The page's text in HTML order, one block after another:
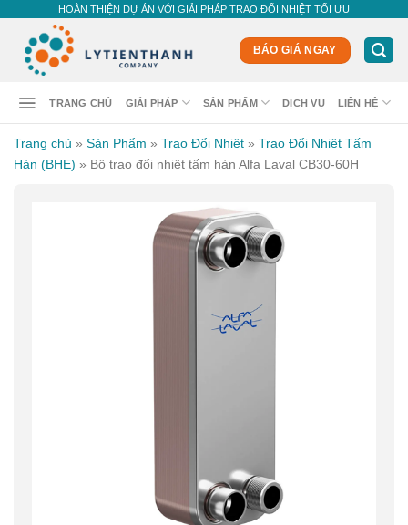
to
content
HOÀN THIỆN DỰ ÁN VỚI GIẢI PHÁP TRAO ĐỔI NHIỆT TỐI ƯU
BÁO GIÁ NGAY
TRANG CHỦ GIẢI PHÁP SẢN PHẨM DỊCH VỤ LIÊN HỆ
Trang chủ » Sản Phẩm » Trao Đổi Nhiệt » Trao Đổi Nhiệt Tấm
Hàn (BHE) » Bộ trao đổi nhiệt tấm hàn Alfa Laval CB30-60H